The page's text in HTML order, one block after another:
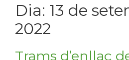
Dia: 13 de
2022
Trams d’enllaç